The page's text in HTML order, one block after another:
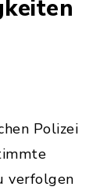
Polizei
verfolgen